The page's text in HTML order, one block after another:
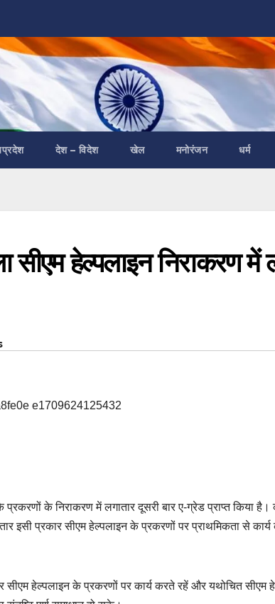
देश – विदेश खेल मनोरंजन धर्म
सीएम हेल्पलाइन निराकरण में
के निराकरण में लगातार दूसरी बार ए-ग्रेड प्राप्त किया
इसी प्रकार सीएम हेल्पलाइन के प्रकरणों पर प्राथमिकता से
सीएम हेल्पलाइन के प्रकरणों पर कार्य करते रहें और यथोचित सीएम